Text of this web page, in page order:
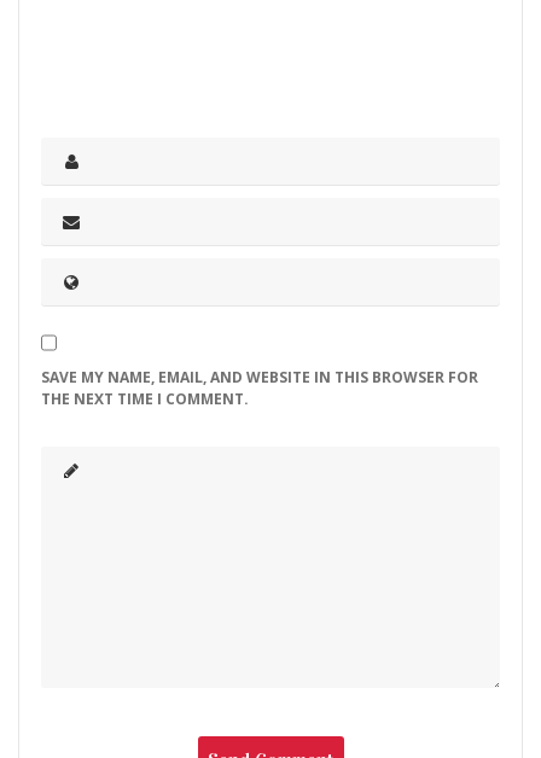
SAVE MY NAME, EMAIL, AND WEBSITE IN THIS BROWSER FOR
THE NEXT TIME I COMMENT.